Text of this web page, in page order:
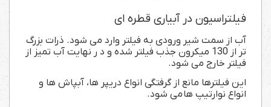
فیلتراسیون در آبیاری قطره ای
آب از سمت شیر ورودی به فیلتر وارد می شود. ذرات بزرگ
تر از 130 میکرون جذب فیلتر شده و د ر نهایت آب تمیز از
فیلتر خارج می شود.
این فیلترها مانع از گرفتگی انواع دریپر ها، آبپاش ها و
انواع نوارتیپ هامی شود.